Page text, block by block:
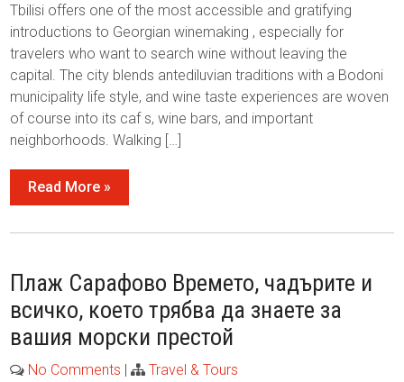
Tbilisi offers one of the most accessible and gratifying
introductions to Georgian winemaking , especially for
travelers who want to search wine without leaving the
capital. The city blends antediluvian traditions with a Bodoni
municipality life style, and wine taste experiences are woven
of course into its caf s, wine bars, and important
neighborhoods. Walking […]
Read More »
Плаж Сарафово Времето, чадърите и
всичко, което трябва да знаете за
вашия морски престой
No Comments |
Travel & Tours